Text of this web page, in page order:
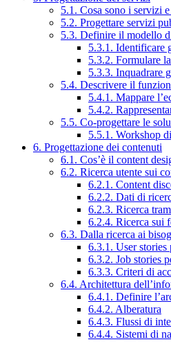
5.1. Cosa sono i servizi
5.2. Progettare servizi
5.3. Definire il modello
5.3.1. Identificare
5.3.2. Formulare
5.3.3. Inquadrare
5.4. Descrivere il
5.4.1. Mappare
5.4.2.
5.5. Co-progettare le
5.5.1. Workshop
6. Progettazione dei contenuti
6.1. Cos’è il content
6.2. Ricerca utente sui
6.2.1. Content
6.2.2. Dati di
6.2.3. Ricerca
6.2.4. Ricerca sui
6.3. Dalla ricerca ai
6.3.1. User
6.3.2. Job stories
6.3.3. Criteri di
6.4. Architettura
6.4.1. Definire
6.4.2. Alberatura
6.4.3. Flussi di
6.4.4. Sistemi di